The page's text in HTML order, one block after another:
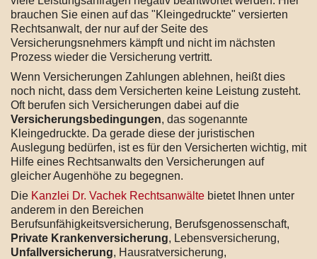
brauchen Sie einen auf das "Kleingedruckte" versierten
Rechtsanwalt, der nur auf der Seite des
Versicherungsnehmers kämpft und nicht im nächsten
Prozess wieder die Versicherung vertritt.
Wenn Versicherungen Zahlungen ablehnen, heißt dies
noch nicht, dass dem Versicherten keine Leistung zusteht.
Oft berufen sich Versicherungen dabei auf die
Versicherungsbedingungen, das sogenannte
Kleingedruckte. Da gerade diese der juristischen
Auslegung bedürfen, ist es für den Versicherten wichtig, mit
Hilfe eines Rechtsanwalts den Versicherungen auf
gleicher Augenhöhe zu begegnen.
Die Kanzlei Dr. Vachek Rechtsanwälte bietet Ihnen unter
anderem in den Bereichen
Berufsunfähigkeitsversicherung, Berufsgenossenschaft,
Private Krankenversicherung, Lebensversicherung,
Unfallversicherung, Hausratversicherung,